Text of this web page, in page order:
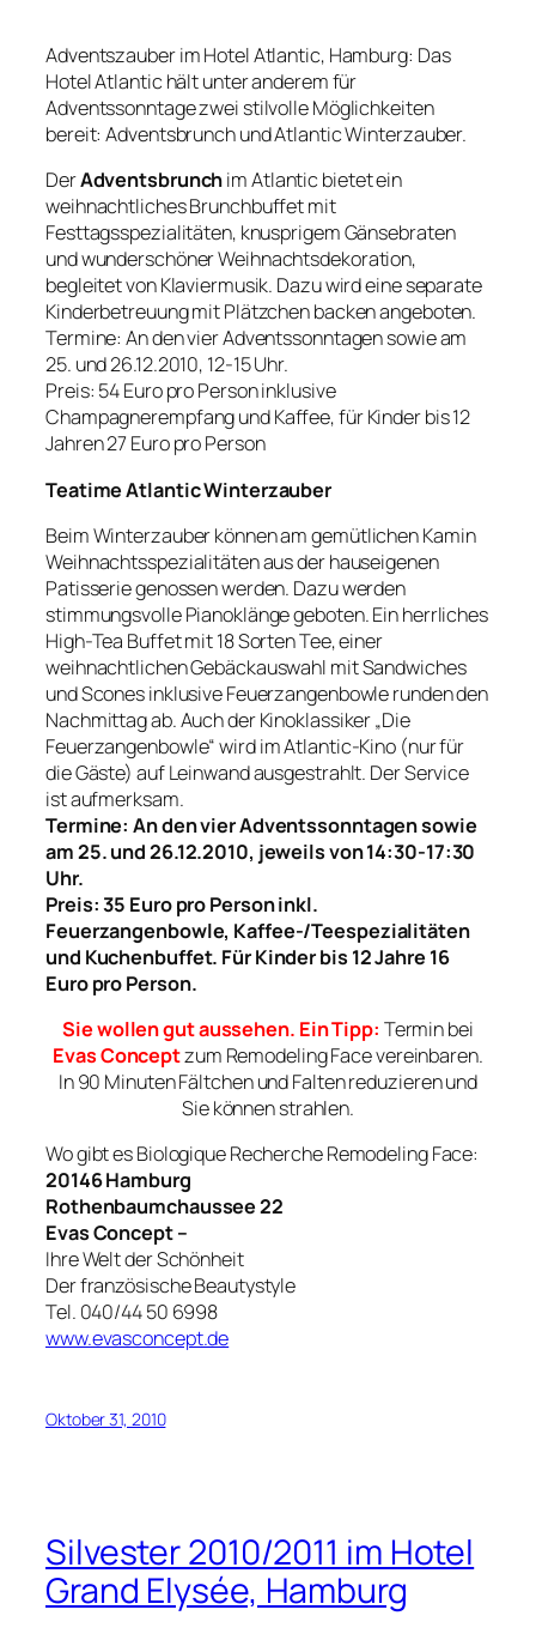
Adventszauber im Hotel Atlantic, Hamburg: Das
Hotel Atlantic hält unter anderem für
Adventssonntage zwei stilvolle Möglichkeiten
bereit: Adventsbrunch und Atlantic Winterzauber.
DerAdventsbrunchim Atlantic bietet ein
weihnachtliches Brunchbuffet mit
Festtagsspezialitäten, knusprigem Gänsebraten
und wunderschöner Weihnachtsdekoration,
begleitet von Klaviermusik. Dazu wird eine separate
Kinderbetreuung mit Plätzchen backen angeboten.
Termine: An den vier Adventssonntagen sowie am
25. und 26.12.2010, 12-15 Uhr.
Preis: 54 Euro pro Person inklusive
Champagnerempfang und Kaffee, für Kinder bis 12
Jahren 27 Euro pro Person
Teatime Atlantic Winterzauber
Beim Winterzauber können am gemütlichen Kamin
Weihnachtsspezialitäten aus der hauseigenen
Patisserie genossen werden. Dazu werden
stimmungsvolle Pianoklänge geboten. Ein herrliches
High-Tea Buffet mit 18 Sorten Tee, einer
weihnachtlichen Gebäckauswahl mit Sandwiches
und Scones inklusive Feuerzangenbowle runden den
Nachmittag ab. Auch der Kinoklassiker „Die
Feuerzangenbowle“ wird im Atlantic-Kino (nur für
die Gäste) auf Leinwand ausgestrahlt. Der Service
ist aufmerksam.
Termine: An den vier Adventssonntagen sowie
am 25. und 26.12.2010, jeweils von 14:30-17:30
Uhr.
Preis: 35 Euro pro Person inkl.
Feuerzangenbowle, Kaffee-/Teespezialitäten
und Kuchenbuffet. Für Kinder bis 12 Jahre 16
Euro pro Person.
Sie wollen gut aussehen. Ein Tipp: Termin bei
Evas Conceptzum Remodeling Face vereinbaren.
In 90 Minuten Fältchen und Falten reduzieren und
Sie können strahlen.
Wo gibt es Biologique Recherche Remodeling Face:
20146 Hamburg
Rothenbaumchaussee 22
Evas Concept –
Ihre Welt der Schönheit
Der französische Beautystyle
Tel. 040/44 50 6998
www.evasconcept.de
Oktober 31, 2010
Silvester 2010/2011 im Hotel
Grand Elysée, Hamburg